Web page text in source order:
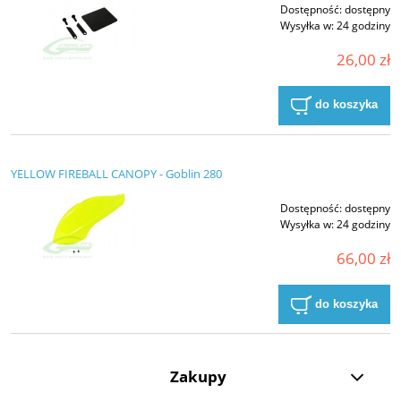
Dostępność:dostępny
Wysyłka w:24 godziny
26,00 zł
do koszyka
YELLOW FIREBALL CANOPY - Goblin 280
Dostępność:dostępny
Wysyłka w:24 godziny
66,00 zł
do koszyka
Zakupy